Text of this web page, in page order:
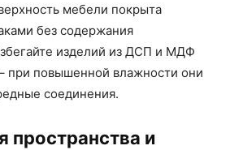
мебели покрыта
без содержания
изделий из ДСП и МДФ
при повышенной влажности они
соединения.
пространства и